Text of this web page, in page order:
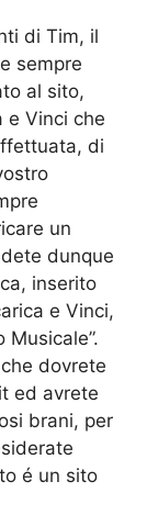
di Tim, il
sempre
al sito,
e Vinci che
di
un
dunque
inserito
e Vinci,
Musicale”.
dovrete
ed avrete
brani, per
é un sito